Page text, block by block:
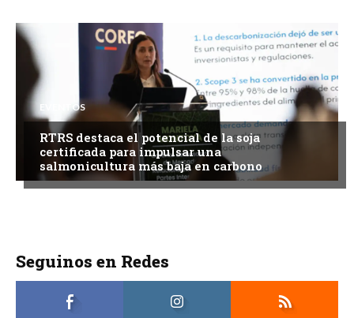
EVENTOS
RTRS destaca el potencial de la soja
certificada para impulsar una
salmonicultura más baja en carbono
Seguinos en Redes